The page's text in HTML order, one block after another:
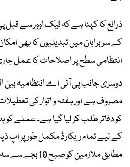
ذرائع کا کہنا ہے کہ ٹیک اوور سے
کے سربراہان میں تبدیلیوں کا بھی
انتظامی سطح پر اصلاحات کا عمل
دوسری جانب پی آئی اے انتظامیہ بین
مصروف ہے اور ہفتہ و اتوار کی
کو دفاتر طلب کر لیا گیا ہے۔ عملے
کے لیے تمام ریکارڈ مکمل طور پر اپ